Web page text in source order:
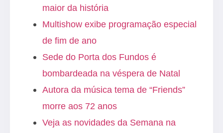
maior da história
Multishow exibe programação especial
de fim de ano
Sede do Porta dos Fundos é
bombardeada na véspera de Natal
Autora da música tema de “Friends”
morre aos 72 anos
Veja as novidades da Semana na